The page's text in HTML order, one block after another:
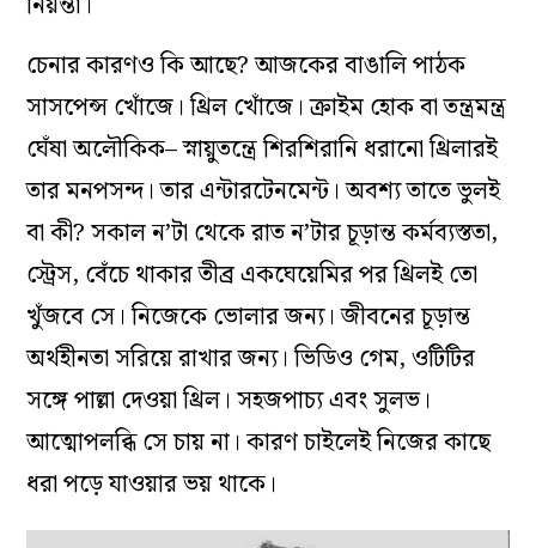
চেনার কারণও কি আছে? আজকের বাঙালি পাঠক
সাসপেন্স খোঁজে। থ্রিল খোঁজে। ক্রাইম হোক বা তন্ত্রমন্ত্র
ঘেঁষা অলৌকিক– স্নায়ুতন্ত্রে শিরশিরানি ধরানো থ্রিলারই
তার মনপসন্দ। তার এন্টারটেনমেন্ট। অবশ্য তাতে ভুলই
বা কী? সকাল ন’টা থেকে রাত ন’টার চূড়ান্ত কর্মব্যস্ততা,
স্ট্রেস, বেঁচে থাকার তীব্র একঘেয়েমির পর থ্রিলই তো
খুঁজবে সে। নিজেকে ভোলার জন্য। জীবনের চূড়ান্ত
অর্থহীনতা সরিয়ে রাখার জন্য। ভিডিও গেম, ওটিটির
সঙ্গে পাল্লা দেওয়া থ্রিল। সহজপাচ্য এবং সুলভ।
আত্মোপলব্ধি সে চায় না। কারণ চাইলেই নিজের কাছে
ধরা পড়ে যাওয়ার ভয় থাকে।